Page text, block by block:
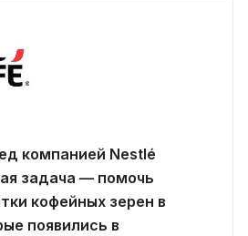
компанией Nestlé
задача — помочь
кофейных зерен в
появились в